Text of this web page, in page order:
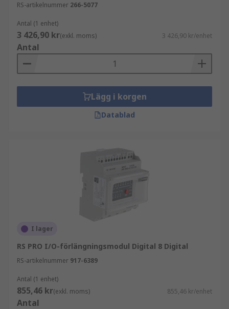
RS-artikelnummer 266-5077
Antal (1 enhet)
3 426,90 kr(exkl. moms) 3 426,90 kr/enhet
Antal
Lägg i korgen
Datablad
I lager
RS PRO I/O-förlängningsmodul Digital 8 Digital
RS-artikelnummer 917-6389
Antal (1 enhet)
855,46 kr(exkl. moms) 855,46 kr/enhet
Antal